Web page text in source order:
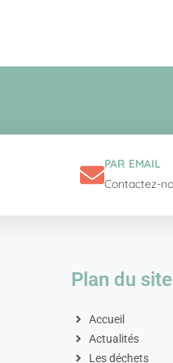
PAR EMAIL
Contactez-
Plan du site
Accueil
Actualités
Les déchets